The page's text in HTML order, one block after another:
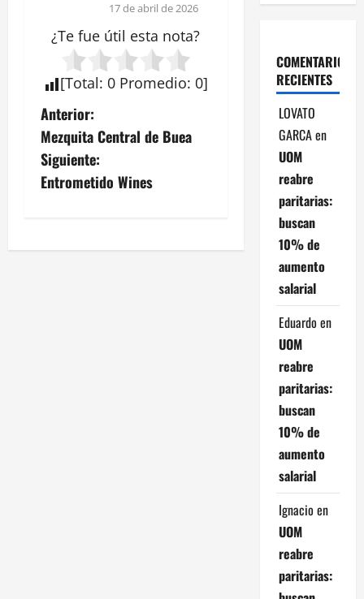
17 de abril de 2026
¿Te fue útil esta nota?
[Total: 0 Promedio: 0]
N
a
v
g
Anterior:
Mezquita Central de Buea
Siguiente:
Entrometido Wines
COMENTARIOS
RECIENTES
LOVATO
GARCAen
UOM
reabre
paritarias:
buscan
10% de
aumento
salarial
Eduardo en
UOM
reabre
paritarias:
buscan
10% de
aumento
salarial
Ignacio en
UOM
reabre
paritarias: